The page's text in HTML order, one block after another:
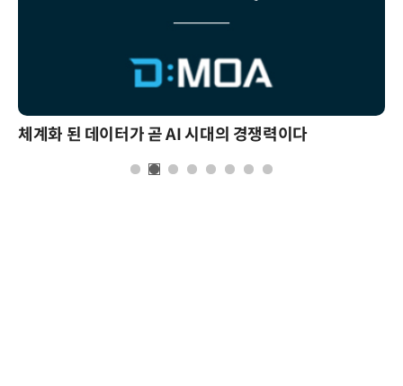
체계화 된 데이터가 곧 AI 시대의 경쟁력이다